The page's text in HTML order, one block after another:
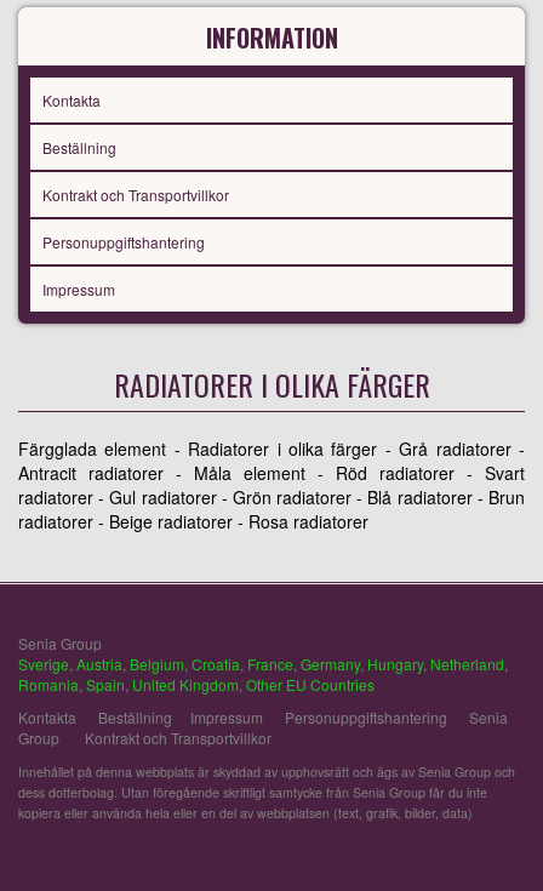
INFORMATION
Kontakta
Beställning
Kontrakt och Transportvillkor
Personuppgiftshantering
Impressum
RADIATORER I OLIKA FÄRGER
Färgglada element - Radiatorer i olika färger - Grå radiatorer -
Antracit radiatorer - Måla element - Röd radiatorer - Svart
radiatorer - Gul radiatorer - Grön radiatorer - Blå radiatorer - Brun
radiatorer - Beige radiatorer - Rosa radiatorer
Senia Group
Sverige Austria Belgium Croatia France Germany, Hungary, Netherland
Romania Spain United Kingdom Other EU Countries
Kontakta
Beställning Impressum Personuppgiftshantering
Senia
Group
Kontrakt och Transportvillkor
Innehållet på denna webbplats är skyddad av upphovsrätt och ägs av Senia Group och
dess dotterbolag. Utan föregående skriftligt samtycke från Senia Group får du inte
kopiera eller använda hela eller en del av webbplatsen (text, grafik, bilder, data)